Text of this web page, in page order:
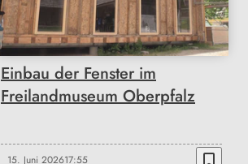
Einbau der Fenster im
Freilandmuseum Oberpfalz
15. Juni 202617:55 bookmark_border